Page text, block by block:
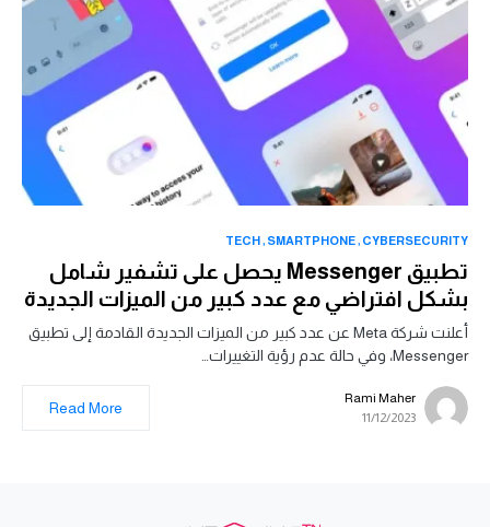
CYBERSECURITY
SMARTPHONE
TECH
تطبيق Messenger يحصل على تشفير شامل
بشكل افتراضي مع عدد كبير من الميزات الجديدة
أعلنت شركة Meta عن عدد كبير من الميزات الجديدة القادمة إلى تطبيق
Messenger، وفي حالة عدم رؤية التغييرات…
Rami Maher
11/12/2023
Read More